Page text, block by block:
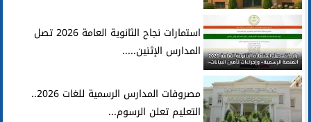
استمارات نجاح الثانوية العامة 2026 تصل
المدارس الإثنين.....
مصروفات المدارس الرسمية للغات 2026..
التعليم تعلن الرسوم...